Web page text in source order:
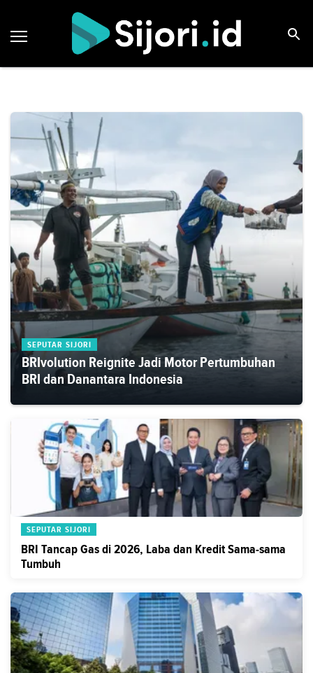
SEPUTAR SIJORI
BRIvolution Reignite Jadi Motor Pertumbuhan
BRI dan Danantara Indonesia
SEPUTAR SIJORI
BRI Tancap Gas di 2026, Laba dan Kredit Sama-sama
Tumbuh